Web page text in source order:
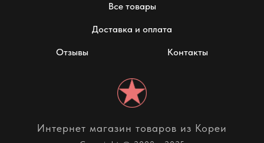
Все товары
Доставка и оплата
Отзывы Контакты
Интернет магазин товаров из Кореи